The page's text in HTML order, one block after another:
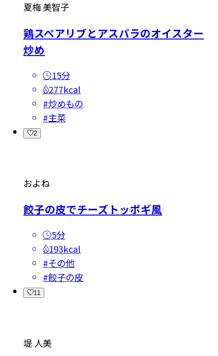
夏梅 美智子
鶏スペアリブとアスパラのオイスター
炒め
15分
277kcal
#炒めもの
#主菜
2
およね
餃子の皮でチーズトッポギ風
5分
193kcal
#その他
#餃子の皮
11
堤 人美